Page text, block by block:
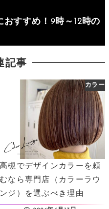
すすめ！9時～12時の
記事
カラー
高槻でデザインカラーを頼
むなら専門店（カラーラウ
ンジ）を選ぶべき理由